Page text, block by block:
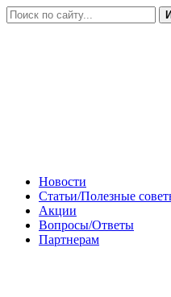
Новости
Статьи/Полезные
Акции
Вопросы/Ответы
Партнерам